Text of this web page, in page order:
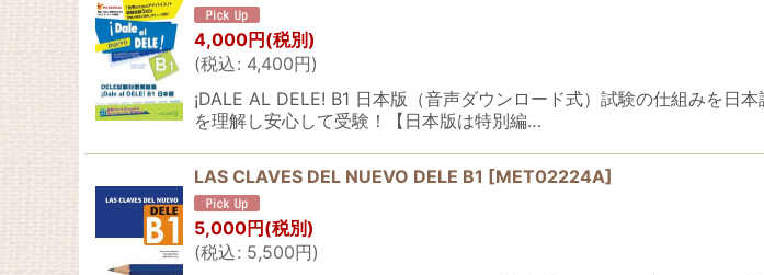
4,000円 (税別)
(税込: 4,400円)
¡DALE AL DELE! B1 日本版（音声ダウンロード式）試験の仕組みを日
を理解し安心して受験！【日本版は特別編…
LAS CLAVES DEL NUEVO DELE B1 [MET02224A]
5,000円 (税別)
(税込: 5,500円)